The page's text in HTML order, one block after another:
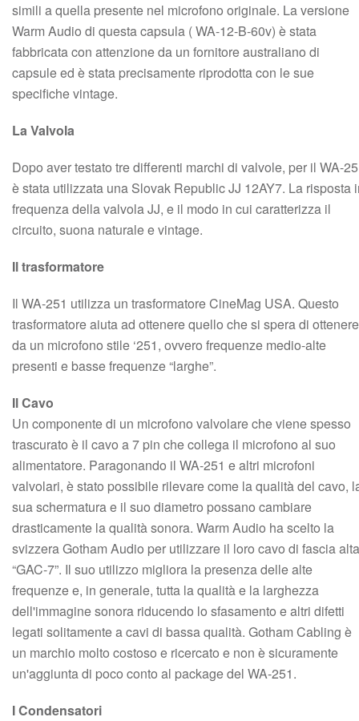
simili a quella presente nel microfono originale. La versione
Warm Audio di questa capsula ( WA-12-B-60v) è stata
fabbricata con attenzione da un fornitore australiano di
capsule ed è stata precisamente riprodotta con le sue
specifiche vintage.
La Valvola
Dopo aver testato tre differenti marchi di valvole, per il WA-
è stata utilizzata una Slovak Republic JJ 12AY7. La risposta
frequenza della valvola JJ, e il modo in cui caratterizza il
circuito, suona naturale e vintage.
Il trasformatore
Il WA-251 utilizza un trasformatore CineMag USA. Questo
trasformatore aiuta ad ottenere quello che si spera di ottenere
da un microfono stile ‘251, ovvero frequenze medio-alte
presenti e basse frequenze “larghe”.
Il Cavo
Un componente di un microfono valvolare che viene spesso
trascurato è il cavo a 7 pin che collega il microfono al suo
alimentatore. Paragonando il WA-251 e altri microfoni
valvolari, è stato possibile rilevare come la qualità del cavo,
sua schermatura e il suo diametro possano cambiare
drasticamente la qualità sonora. Warm Audio ha scelto la
svizzera Gotham Audio per utilizzare il loro cavo di fascia alta
“GAC-7”. Il suo utilizzo migliora la presenza delle alte
frequenze e, in generale, tutta la qualità e la larghezza
dell'immagine sonora riducendo lo sfasamento e altri difetti
legati solitamente a cavi di bassa qualità. Gotham Cabling è
un marchio molto costoso e ricercato e non è sicuramente
un'aggiunta di poco conto al package del WA-251.
I Condensatori